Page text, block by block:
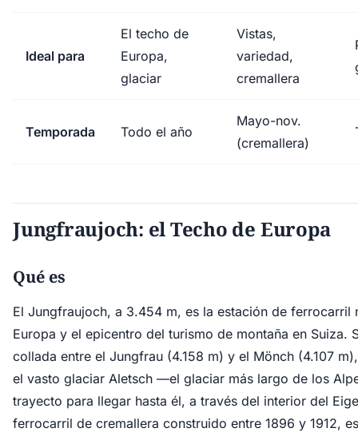
Ideal para
El techo de
Europa,
glaciar
Vistas,
variedad,
cremallera
Temporada Todo el año
Mayo-nov.
(cremallera)
Jungfraujoch: el Techo de Europa
Qué es
El Jungfraujoch, a 3.454 m, es la estación de ferrocarril
Europa y el epicentro del turismo de montaña en Suiza.
collada entre el Jungfrau (4.158 m) y el Mönch (4.107
el vasto glaciar Aletsch —el glaciar más largo de los
trayecto para llegar hasta él, a través del interior del
ferrocarril de cremallera construido entre 1896 y 1912,